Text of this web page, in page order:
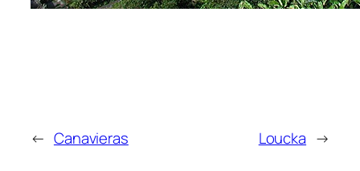
← Canavieras Loucka →